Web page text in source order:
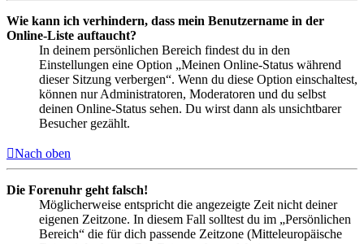
Wie kann ich verhindern, dass mein Benutzername in der
Online-Liste auftaucht?
In deinem persönlichen Bereich findest du in den
Einstellungen eine Option „Meinen Online-Status während
dieser Sitzung verbergen“. Wenn du diese Option einschaltest,
können nur Administratoren, Moderatoren und du selbst
deinen Online-Status sehen. Du wirst dann als unsichtbarer
Besucher gezählt.
Nach oben
Die Forenuhr geht falsch!
Möglicherweise entspricht die angezeigte Zeit nicht deiner
eigenen Zeitzone. In diesem Fall solltest du im „Persönlichen
Bereich“ die für dich passende Zeitzone (Mitteleuropäische